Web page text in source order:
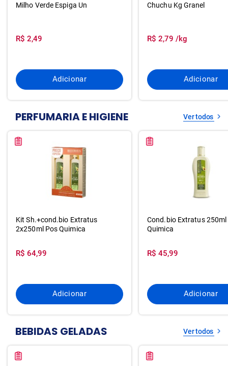
Milho Verde Espiga Un
R$ 2,49
Adicionar
Chuchu Kg Granel
R$ 2,79 /kg
Adicionar
PERFUMARIA E HIGIENE Ver todos
Kit Sh.+cond.bio Extratus
2x250ml Pos Quimica
R$ 64,99
Adicionar
Cond.bio Extratus 250ml
Quimica
R$ 45,99
Adicionar
BEBIDAS GELADAS Ver todos